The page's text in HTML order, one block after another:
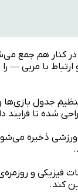
کنار هم جمع
با مربی —
جدول
شده تا
ذخیره
فیزیکی و
کند.